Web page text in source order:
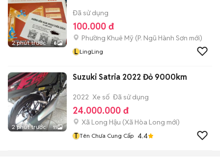
2 phút trước 6
Đã sử dụng
100.000 đ
Phường Khuê Mỹ (P. Ngũ Hành Sơn mới)
L LingLing
2 phút trước 11
Suzuki Satria 2022 Đỏ 9000km
2022 Xe số Đã sử dụng
24.000.000 đ
Xã Long Hậu (Xã Hòa Long mới)
T Tên Chưa Cung Cấp 4.4